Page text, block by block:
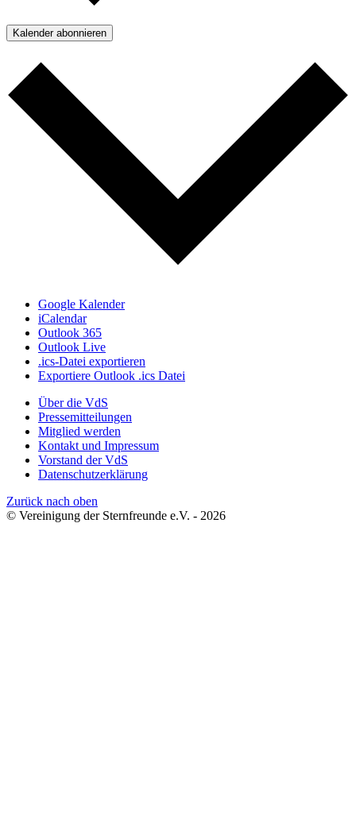
Kalender abonnieren
Google Kalender
iCalendar
Outlook 365
Outlook Live
.ics-Datei exportieren
Exportiere Outlook .ics Datei
Über die VdS
Pressemitteilungen
Mitglied werden
Kontakt und Impressum
Vorstand der VdS
Datenschutzerklärung
Zurück nach oben
© Vereinigung der Sternfreunde e.V. - 2026